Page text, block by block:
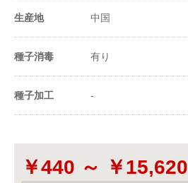
20ml当たり粒数
生産地 中国
種子消毒 有り
種子加工 -
￥440 ～ ￥15,620